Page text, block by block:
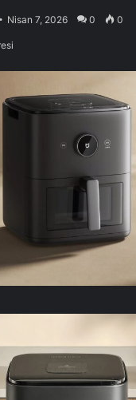
Nisan 7, 2026 0 0